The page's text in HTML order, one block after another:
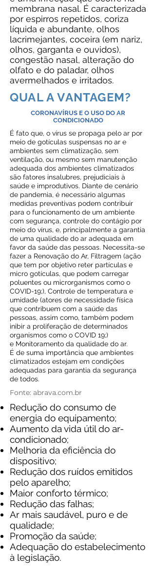
membrana nasal. É caracterizada
por espirros repetidos, coriza
líquida e abundante, olhos
lacrimejantes, coceira (em nariz,
olhos, garganta e ouvidos),
congestão nasal, alteração do
olfato e do paladar, olhos
avermelhados e irritados.
QUAL A VANTAGEM?
CORONAVÍRUS E O USO DO AR
CONDICIONADO
É fato que, o vírus se propaga pelo ar por
meio de gotículas suspensas no ar e
ambientes sem climatização, sem
ventilação, ou mesmo sem manutenção
adequada dos ambientes climatizados
são fatores insalubres, prejudiciais à
saúde e improdutivos. Diante de cenário
de pandemia, é necessário algumas
medidas preventivas podem contribuir
para o funcionamento de um ambiente
com segurança, controle do contágio por
meio do vírus, e, principalmente a garantia
de uma qualidade do ar adequada em
favor da saúde das pessoas. Necessita-se
fazer a Renovação do Ar, Filtragem (ação
que tem por objetivo reter partículas e
micro gotículas, que podem carregar
poluentes ou microrganismos como o
COVID-19;), Controle de temperatura e
umidade (atores de necessidade física
que contribuem com a saúde das
pessoas, assim como, também podem
inibir a proliferação de determinados
organismos como o COVID 19;)
e Monitoramento da qualidade do ar.
É de suma importância que ambientes
climatizados estejam em condições
adequadas para garantia da segurança
de todos.
Fonte: abrava.com.br
Redução do consumo de
energia do equipamento;
Aumento da vida útil do ar-
condicionado;
Melhoria da eficiência do
dispositivo;
Redução dos ruídos emitidos
pelo aparelho;
Maior conforto térmico;
Redução das falhas;
Ar mais saudável, puro e de
qualidade;
Promoção da saúde;
Adequação do estabelecimento
à legislação.